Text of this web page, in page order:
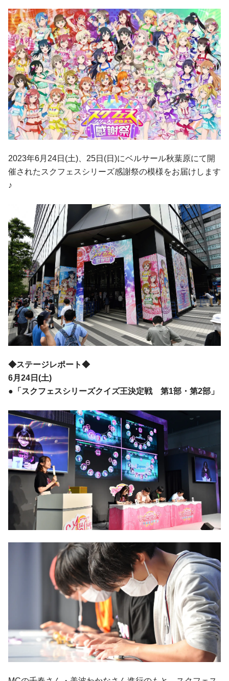
2023年6月24日(土)、25日(日)にベルサール秋葉原にて開
催されたスクフェスシリーズ感謝祭の模様をお届けします
♪
◆ステージレポート◆
6月24日(土)
●「スクフェスシリーズクイズ王決定戦 第1部・第2部」